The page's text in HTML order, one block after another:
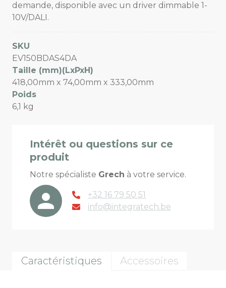
demande, disponible avec un driver dimmable 1-
10V/DALI.
SKU
EV150BDAS4DA
Taille (mm)(LxPxH)
418,00mm x 74,00mm x 333,00mm
Poids
6,1 kg
Intérêt ou questions sur ce
produit
Notre spécialiste Grech à votre service.
+32 16 79 50 51
info@integratech.be
Caractéristiques Accessoires